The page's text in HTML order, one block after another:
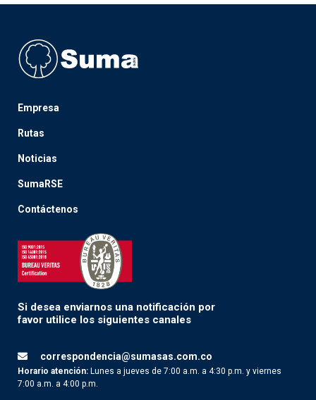
Empresa
Rutas
Noticias
SumaRSE
Contáctenos
Si desea enviarnos una notificación por
favor utilice los siguientes canales
correspondencia@sumasas.com.co
Horario atención: Lunes a jueves de 7:00 a.m. a 4:30 p.m. y viernes
7:00 a.m. a 4:00 p.m.